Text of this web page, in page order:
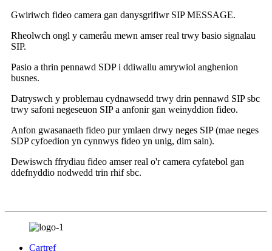
Gwiriwch fideo camera gan danysgrifiwr SIP MESSAGE.
Rheolwch ongl y camerâu mewn amser real trwy basio signalau
SIP.
Pasio a thrin pennawd SDP i ddiwallu amrywiol anghenion
busnes.
Datryswch y problemau cydnawsedd trwy drin pennawd SIP sbc
trwy safoni negeseuon SIP a anfonir gan weinyddion fideo.
Anfon gwasanaeth fideo pur ymlaen drwy neges SIP (mae neges
SDP cyfoedion yn cynnwys fideo yn unig, dim sain).
Dewiswch ffrydiau fideo amser real o'r camera cyfatebol gan
ddefnyddio nodwedd trin rhif sbc.
Cartref